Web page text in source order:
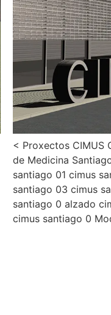
< Proxectos CIMUS
de Medicina
santiago 01 cimus
santiago 03 cimus
santiago 0 alzado
cimus santiago 0